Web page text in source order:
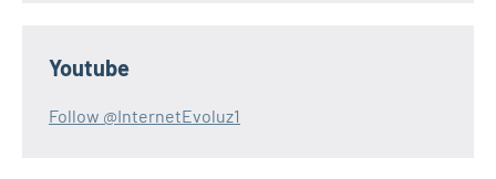
Youtube
Follow @InternetEvoluz1